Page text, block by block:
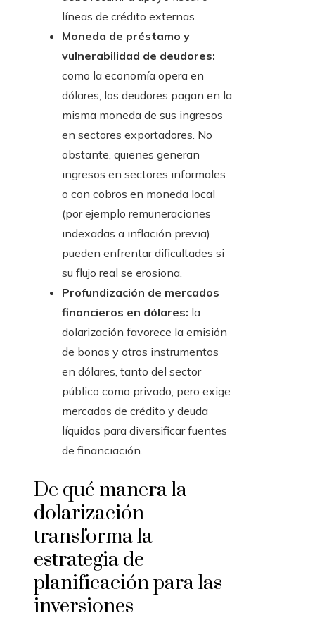
líneas de crédito externas.
Moneda de préstamo y
vulnerabilidad de deudores:
como la economía opera en
dólares, los deudores pagan en la
misma moneda de sus ingresos
en sectores exportadores. No
obstante, quienes generan
ingresos en sectores informales
o con cobros en moneda local
(por ejemplo remuneraciones
indexadas a inflación previa)
pueden enfrentar dificultades si
su flujo real se erosiona.
Profundización de mercados
financieros en dólares: la
dolarización favorece la emisión
de bonos y otros instrumentos
en dólares, tanto del sector
público como privado, pero exige
mercados de crédito y deuda
líquidos para diversificar fuentes
de financiación.
De qué manera la
dolarización
transforma la
estrategia de
planificación para las
inversiones